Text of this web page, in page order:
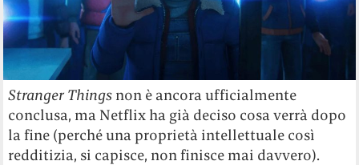
Stranger Things non è ancora ufficialmente
conclusa, ma Netflix ha già deciso cosa verrà dopo
la fine (perché una proprietà intellettuale così
redditizia, si capisce, non finisce mai davvero).